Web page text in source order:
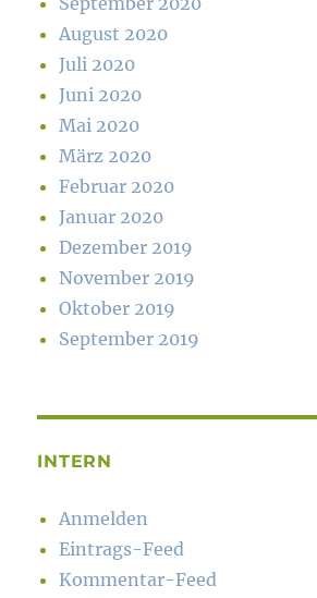
August 2020
Juli 2020
Juni 2020
Mai 2020
März 2020
Februar 2020
Januar 2020
Dezember 2019
November 2019
Oktober 2019
September 2019
INTERN
Anmelden
Eintrags-Feed
Kommentar-Feed